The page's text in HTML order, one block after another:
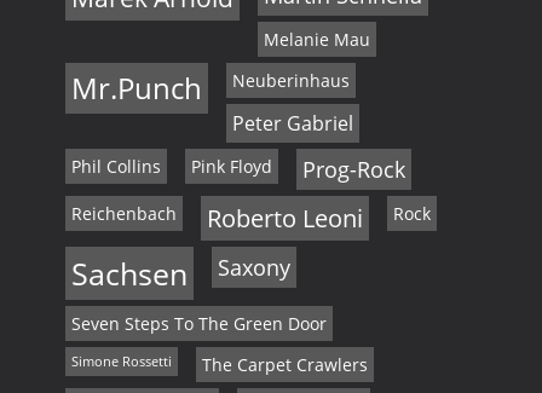
Melanie Mau
Mr.Punch Neuberinhaus
Peter Gabriel
Phil Collins Pink Floyd Prog-Rock
Reichenbach Roberto Leoni Rock
Sachsen Saxony
Seven Steps To The Green Door
Simone Rossetti
The Carpet Crawlers